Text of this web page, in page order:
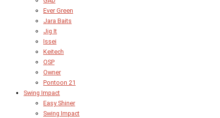
Ever Green
Jara Baits
Jig It
Issei
Keitech
OSP
Owner
Pontoon 21
Swing Impact
Easy Shiner
Swing Impact